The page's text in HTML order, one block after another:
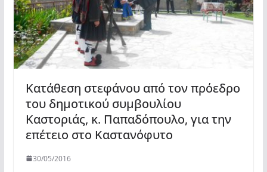
Κατάθεση στεφάνου από τον πρόεδρο
του δημοτικού συμβουλίου
Καστοριάς, κ. Παπαδόπουλο, για την
επέτειο στο Καστανόφυτο
30/05/2016